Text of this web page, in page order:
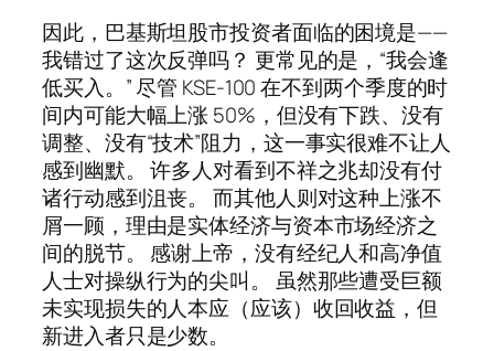
因此，巴基斯坦股市投资者面临的困境是——
我错过了这次反弹吗？ 更常见的是，“我会逢
低买入。” 尽管 KSE-100 在不到两个季度的时
间内可能大幅上涨 50%，但没有下跌、没有
调整、没有“技术”阻力，这一事实很难不让人
感到幽默。 许多人对看到不祥之兆却没有付
诸行动感到沮丧。 而其他人则对这种上涨不
屑一顾，理由是实体经济与资本市场经济之
间的脱节。 感谢上帝，没有经纪人和高净值
人士对操纵行为的尖叫。 虽然那些遭受巨额
未实现损失的人本应（应该）收回收益，但
新进入者只是少数。